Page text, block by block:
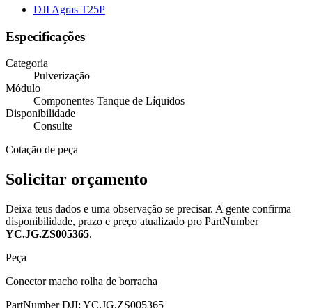
DJI Agras T25P
Especificações
Categoria
Pulverização
Módulo
Componentes Tanque de Líquidos
Disponibilidade
Consulte
Cotação de peça
Solicitar orçamento
Deixa teus dados e uma observação se precisar. A gente confirma
disponibilidade, prazo e preço atualizado pro PartNumber
YC.JG.ZS005365.
Peça
Conector macho rolha de borracha
PartNumber DJI: YC.JG.ZS005365